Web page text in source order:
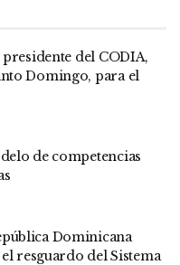
del CODIA,
Domingo, para el
de competencias
Dominicana
resguardo del Sistema